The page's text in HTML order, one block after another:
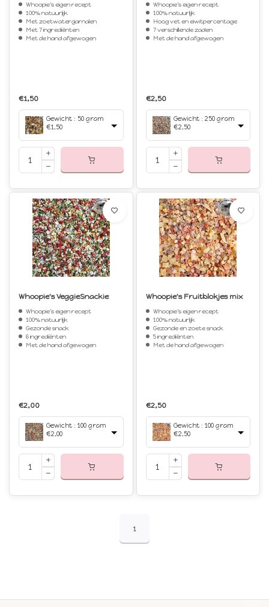
Whoopie's eigen recept
100% natuurlijk
Met zoetwatergarnalen
Met 7 ingrediënten
Met de hand afgewogen
€1,50
Gewicht : 50 gram
€1,50
Whoopie's eigen recept
100% natuurlijk
Hoog vet en eiwitpercentage
7 verschillende zaden
Met de hand afgewogen
€2,50
Gewicht : 250 gram
€2,50
Whoopie's VeggieSnackie
Whoopie's eigen recept
100% natuurlijk
Gezonde snack
6 ingrediënten
Met de hand afgewogen
€2,00
Gewicht : 100 gram
€2,00
Whoopie's Fruitblokjes mix
Whoopie's eigen recept
100% natuurlijk
Gezonde en zoete snack
5 ingrediënten
Met de hand afgewogen
€2,50
Gewicht : 100 gram
€2,50
1